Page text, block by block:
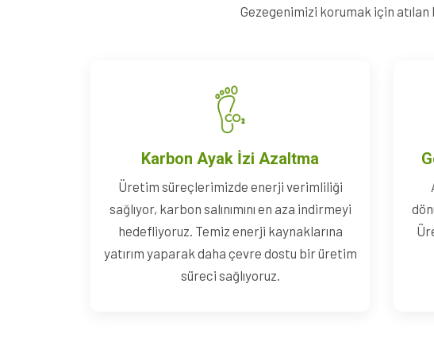
Gezegenimizi korumak için atılan
Karbon Ayak İzi Azaltma
Üretim süreçlerimizde enerji verimliliği
sağlıyor, karbon salınımını en aza indirmeyi
hedefliyoruz. Temiz enerji kaynaklarına
yatırım yaparak daha çevre dostu bir üretim
süreci sağlıyoruz.